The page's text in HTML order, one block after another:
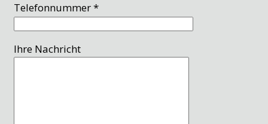
Telefonnummer *
Ihre Nachricht